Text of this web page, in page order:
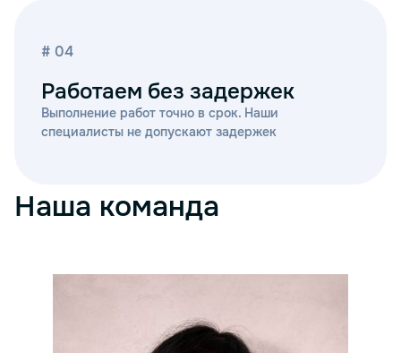
# 04
Работаем без задержек
Выполнение работ точно в срок. Наши
специалисты не допускают задержек
Наша команда